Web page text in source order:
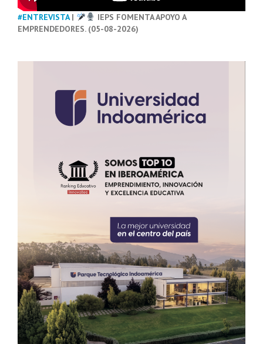
#ENTREVISTA|
IEPS FOMENTA APOYO A
EMPRENDEDORES. (05-08-2026)